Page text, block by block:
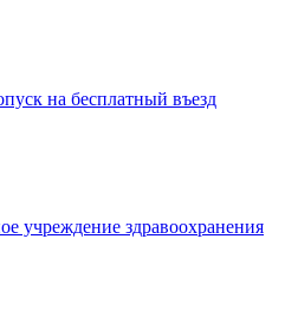
на бесплатный въезд
учреждение здравоохранения